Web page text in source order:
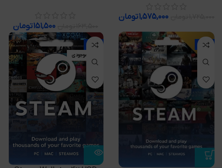
۱,۵۷۵,۰۰۰تومان
۱۵۱,۵۰۰تومان
-5%
-7%
اتمام موجودی